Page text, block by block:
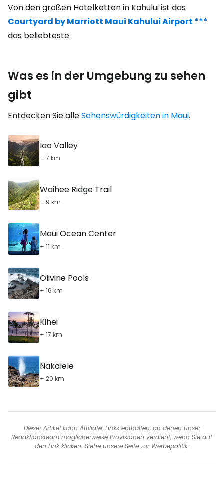
Von den großen Hotelketten in Kahului ist das
Courtyard by Marriott Maui Kahului Airport ***
das beliebteste.
Was es in der Umgebung zu sehen
gibt
Entdecken Sie alleSehenswürdigkeiten in Maui.
Iao Valley
+ 7 km
Waihee Ridge Trail
+ 9 km
Maui Ocean Center
+ 11 km
Olivine Pools
+ 16 km
Kihei
+ 17 km
Nakalele
+ 20 km
Dieser Artikel kann Affiliate-Links enthalten, an denen unser
Redaktionsteam möglicherweise Provisionen verdient, wenn Sie auf
den Link klicken. Siehe unsere Seite zur Werbepolitik.